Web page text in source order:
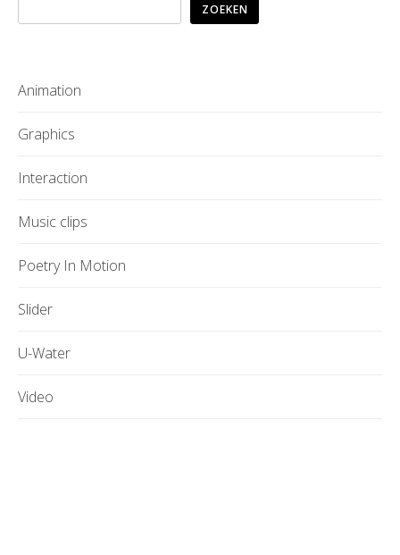
ZOEKEN
Animation
Graphics
Interaction
Music clips
Poetry In Motion
Slider
U-Water
Video